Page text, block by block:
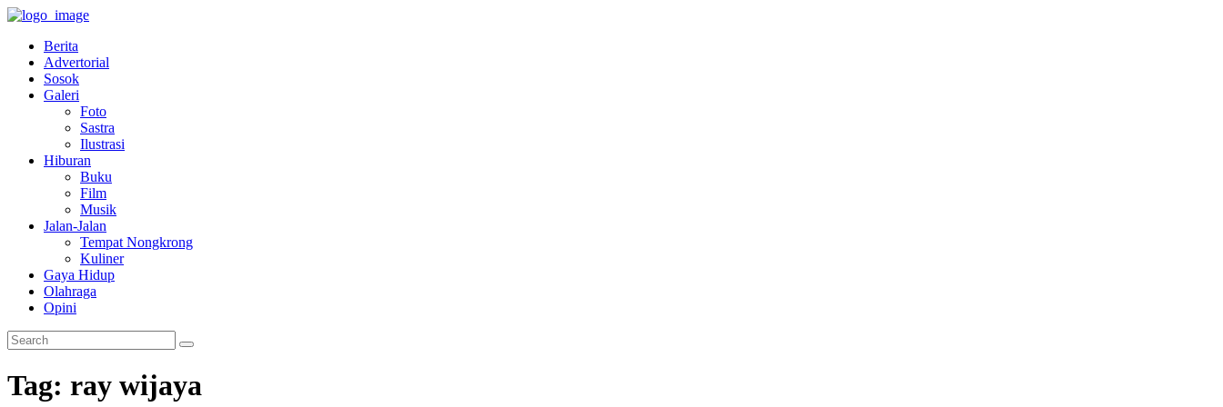
Berita
Advertorial
Sosok
Galeri
Foto
Sastra
Ilustrasi
Hiburan
Buku
Film
Musik
Jalan-Jalan
Tempat Nongkrong
Kuliner
Gaya Hidup
Olahraga
Opini
Tag: ray wijaya